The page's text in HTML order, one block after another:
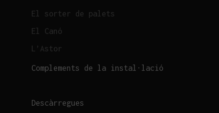
El sorter de palets
El Canó
L’Astor
Complements de la instal·lació
Descàrregues